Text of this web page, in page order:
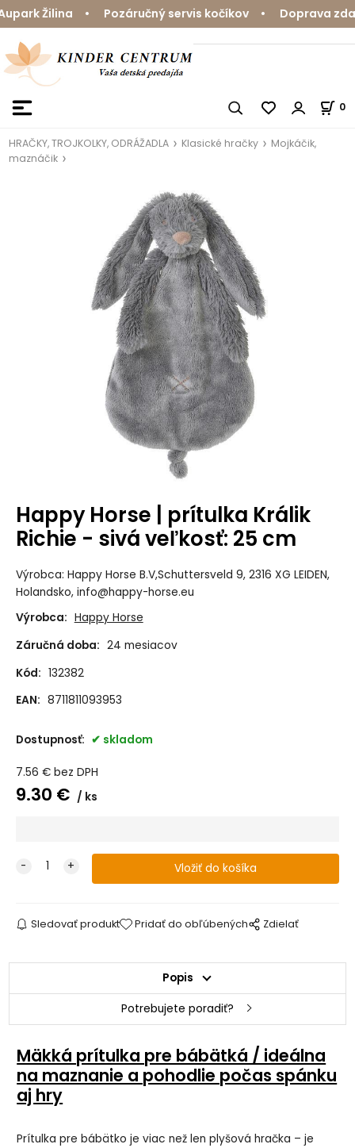
Žilina • Pozáručný servis kočíkov • Doprava
0
HRAČKY, TROJKOLKY, ODRÁŽADLA Klasické hračky
Mojkáčik,
maznáčik
Happy Horse | prítulka Králik
Richie - sivá veľkosť: 25 cm
Výrobca: Happy Horse B.V,Schuttersveld 9, 2316 XG LEIDEN,
Holandsko, info@happy-horse.eu
Výrobca: Happy Horse
Záručná doba: 24 mesiacov
Kód: 132382
EAN: 8711811093953
Dostupnosť: skladom
7.56 € bez DPH
9.30 € ks
Sledovať produkt Pridať do obľúbených Zdielať
Popis
Potrebujete poradiť?
Mäkká prítulka pre bábätká / ideálna
na maznanie a pohodlie počas spánku
aj hry
Prítulka pre bábätko je viac než len plyšová hračka – je